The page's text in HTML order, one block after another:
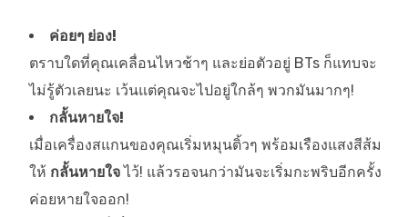
ค่อยๆ ย่อง!
ตราบใดที่คุณเคลื่อนไหวช้าๆ และย่อตัวอยู่ BTs ก็แทบจะ
ไม่รู้ตัวเลยนะ เว้นแต่คุณจะไปอยู่ใกล้ๆ พวกมันมากๆ!
กลั้นหายใจ!
เมื่อเครื่องสแกนของคุณเริ่มหมุนติ้วๆ พร้อมเรืองแสงสีส้ม
ให้ กลั้นหายใจไว้! แล้วรอจนกว่ามันจะเริ่มกะพริบอีกครั้ง
ค่อยหายใจออก!